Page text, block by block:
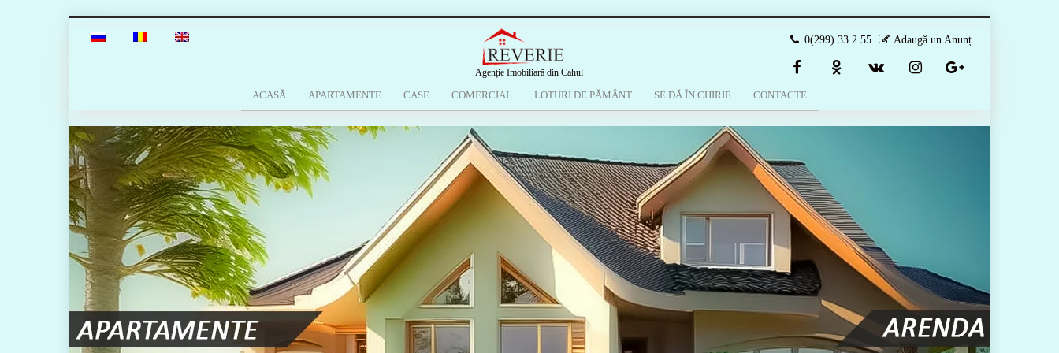
Agenție Imobiliară din Cahul
0(299) 33 2 55 Adaugă un Anunț
ACASĂ APARTAMENTE CASE COMERCIAL LOTURI DE PĂMÂNT SE DĂ ÎN CHIRIE CONTACTE